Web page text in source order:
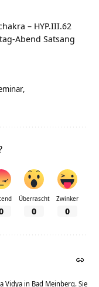
– HYP.III.62
Abend Satsang
Überrascht
0
Zwinker
0
Vidya in Bad Meinberg. Sie